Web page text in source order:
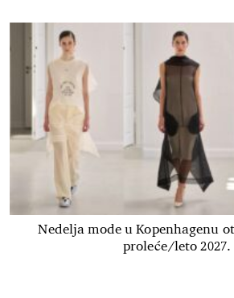
Nedelja mode u Kopenhagenu
proleće/leto 2027.